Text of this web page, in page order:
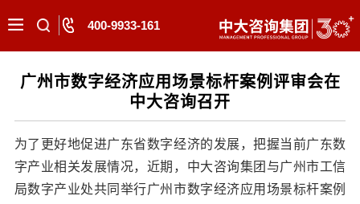
400-9933-161
广州市数字经济应用场景标杆案例评审会在
中大咨询召开
为了更好地促进广东省数字经济的发展，把握当前广东数
字产业相关发展情况，近期，中大咨询集团与广州市工信
局数字产业处共同举行广州市数字经济应用场景标杆案例